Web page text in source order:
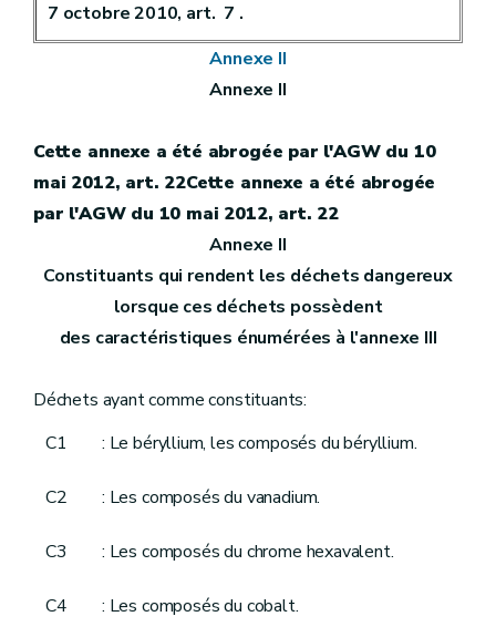
7 octobre 2010, art. 7 .
Annexe II
Annexe II
Cette annexe a été abrogée par l'AGW du 10
mai 2012, art. 22Cette annexe a été abrogée
par l'AGW du 10 mai 2012, art. 22
Annexe II
Constituants qui rendent les déchets dangereux
lorsque ces déchets possèdent
des caractéristiques énumérées à l'annexe III
Déchets ayant comme constituants:
C1
: Le béryllium, les composés du béryllium.
C2 : Les composés du vanadium.
C3 : Les composés du chrome hexavalent.
C4 : Les composés du cobalt.